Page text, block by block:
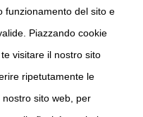
funzionamento del sito e
Piazzando cookie
visitare il nostro sito
ripetutamente le
sito web, per